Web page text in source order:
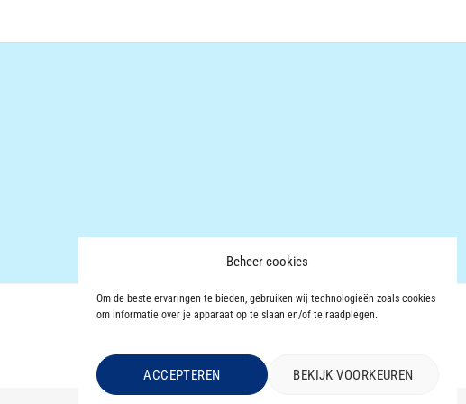
Beheer cookies
Om de beste ervaringen te bieden, gebruiken wij technologieën zoals cookies
om informatie over je apparaat op te slaan en/of te raadplegen.
ACCEPTEREN BEKIJK VOORKEUREN